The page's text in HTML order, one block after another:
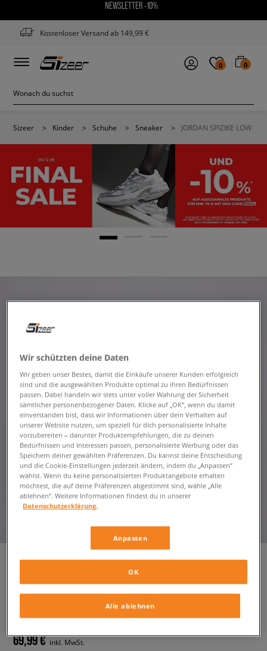
NEWSLETTER -10%
Kostenloser Versand ab 149,99 €
0 0
Sizeer > Kinder > Schuhe > Sneaker > JORDAN SPIZIKE LOW
69,99 € inkl. MwSt.
Wir schützten deine Daten
Wir geben unser Bestes, damit die Einkäufe unserer Kunden erfolgreich
sind und die ausgewählten Produkte optimal zu ihren Bedürfnissen
passen. Dabei handeln wir stets unter voller Wahrung der Sicherheit
sämtlicher personenbezogener Daten. Klicke auf „OK“, wenn du damit
einverstanden bist, dass wir Informationen über dein Verhalten auf
unserer Website nutzen, um speziell für dich personalisierte Inhalte
vorzubereiten – darunter Produktempfehlungen, die zu deinen
Bedürfnissen und Interessen passen, personalisierte Werbung oder das
Speichern deiner gewählten Präferenzen. Du kannst deine Entscheidung
und die Cookie-Einstellungen jederzeit ändern, indem du „Anpassen“
wählst. Wenn du keine personalisierten Produktangebote erhalten
möchtest, die auf deine Präferenzen abgestimmt sind, wähle „Alle
ablehnen“. Weitere Informationen findest du in unserer
Datenschutzerklärung.
Anpassen
Alle ablehnen
OK